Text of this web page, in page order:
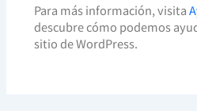
Para más información, visita
descubre cómo podemos
sitio de WordPress.